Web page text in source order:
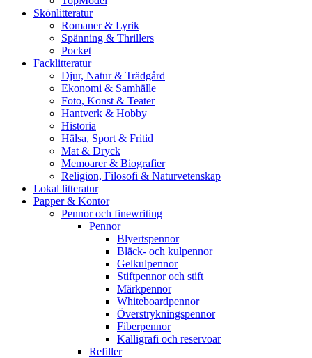
Skönlitteratur
Romaner & Lyrik
Spänning & Thrillers
Pocket
Facklitteratur
Djur, Natur & Trädgård
Ekonomi & Samhälle
Foto, Konst & Teater
Hantverk & Hobby
Historia
Hälsa, Sport & Fritid
Mat & Dryck
Memoarer & Biografier
Religion, Filosofi & Naturvetenskap
Lokal litteratur
Papper & Kontor
Pennor och finewriting
Pennor
Blyertspennor
Bläck- och kulpennor
Gelkulpennor
Stiftpennor och stift
Märkpennor
Whiteboardpennor
Överstrykningspennor
Fiberpennor
Kalligrafi och reservoar
Refiller